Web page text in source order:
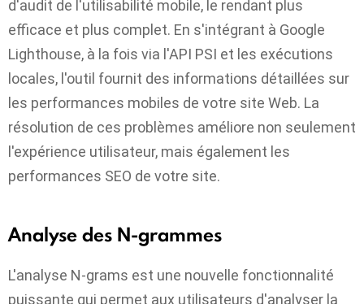
d'audit de l'utilisabilité mobile, le rendant plus
efficace et plus complet. En s'intégrant à Google
Lighthouse, à la fois via l'API PSI et les exécutions
locales, l'outil fournit des informations détaillées sur
les performances mobiles de votre site Web. La
résolution de ces problèmes améliore non seulement
l'expérience utilisateur, mais également les
performances SEO de votre site.
Analyse des N-grammes
L'analyse N-grams est une nouvelle fonctionnalité
puissante qui permet aux utilisateurs d'analyser la